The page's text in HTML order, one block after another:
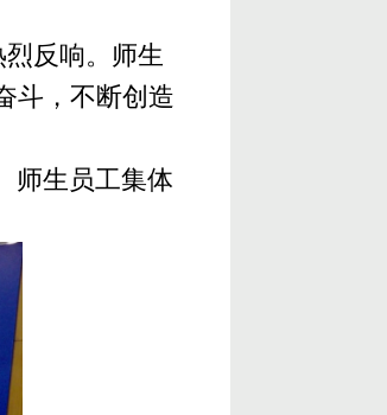
反响。师生
斗，不断创造
师生员工集体